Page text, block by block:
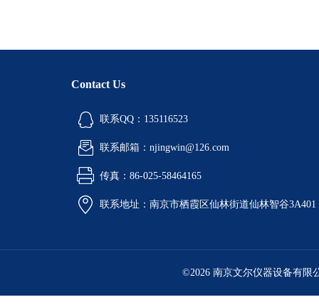
Contact Us
联系QQ：135116523
联系邮箱：njingwin@126.com
传真：86-025-58464165
联系地址：南京市栖霞区仙林街道仙林智谷3A401
©2026 南京文尔仪器设备有限